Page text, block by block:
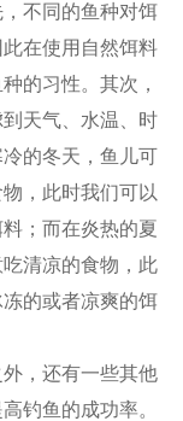
不同的鱼种对饵
在使用自然饵料
的习性。其次，
天气、水温、时
的冬天，鱼儿可
，此时我们可以
；而在炎热的夏
清凉的食物，此
的或者凉爽的饵
，还有一些其他
钓鱼的成功率。